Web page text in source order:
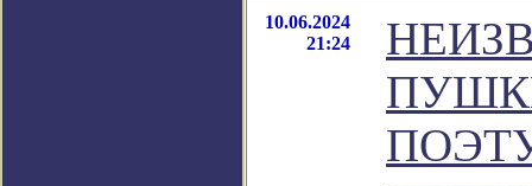
10.06.2024
21:24